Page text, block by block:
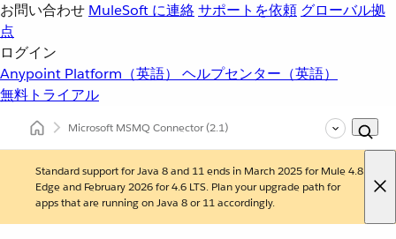
お問い合わせ MuleSoft に連絡サポートを依頼 グローバル拠
点
ログイン
Anypoint Platform（英語） ヘルプセンター（英語）
無料トライアル
Microsoft MSMQ Connector(2.1)
Standard support for Java 8 and 11 ends in March 2025 for Mule 4.8
Edge and February 2026 for 4.6 LTS. Plan your upgrade path for
apps that are running on Java 8 or 11 accordingly.